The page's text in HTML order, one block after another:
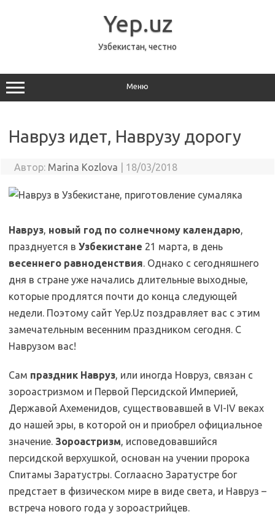
Yep.uz
Узбекистан, честно
Меню
Навруз идет, Наврузу дорогу
Автор: Marina Kozlova 18/03/2018
Навруз, новый год по солнечному календарю,
празднуется в Узбекистане 21 марта, в день
весеннего равноденствия. Однако с сегодняшнего
дня в стране уже начались длительные выходные,
которые продлятся почти до конца следующей
недели. Поэтому сайт Yep.Uz поздравляет вас с этим
замечательным весенним праздником сегодня. С
Наврузом вас!
Сам праздник Навруз, или иногда Новруз, связан с
зороастризмом и Первой Персидской Империей,
Державой Ахеменидов, существовавшей в VI-IV веках
до нашей эры, в которой он и приобрел официальное
значение. Зороастризм, исповедовавшийся
персидской верхушкой, основан на учении пророка
Спитамы Заратустры. Соглаасно Заратустре бог
предстает в физическом мире в виде света, и Навруз –
встреча нового года у зороастрийцев.